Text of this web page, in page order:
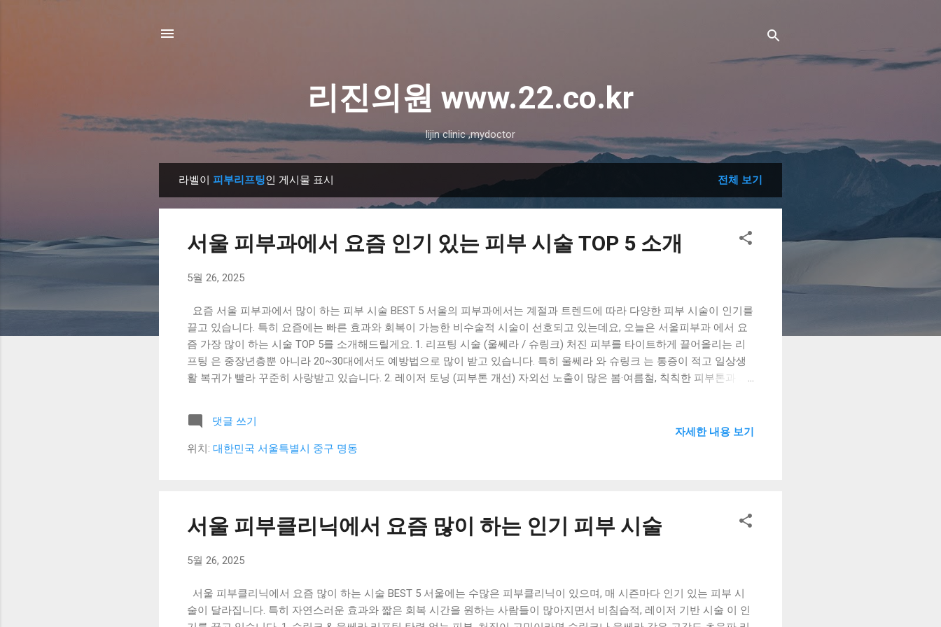
리진의원 www.22.co.kr
lijin clinic ,mydoctor
라벨이 피부리프팅인 게시물 표시 전체 보기
서울 피부과에서 요즘 인기 있는 피부 시술 TOP 5 소개
5월 26, 2025
요즘 서울 피부과에서 많이 하는 피부 시술 BEST 5 서울의 피부과에서는 계절과 트렌드에 따라 다양한 피부 시술이 인기를
끌고 있습니다. 특히 요즘에는 빠른 효과와 회복이 가능한 비수술적 시술이 선호되고 있는데요, 오늘은 서울피부과 에서 요
즘 가장 많이 하는 시술 TOP 5를 소개해드릴게요. 1. 리프팅 시술 (울쎄라 / 슈링크) 처진 피부를 타이트하게 끌어올리는 리
프팅 은 중장년층뿐 아니라 20~30대에서도 예방법으로 많이 받고 있습니다. 특히 울쎄라 와 슈링크 는 통증이 적고 일상생
활 복귀가 빨라 꾸준히 사랑받고 있습니다. 2. 레이저 토닝 (피부톤 개선) 자외선 노출이 많은 봄·여름철, 칙칙한 피부톤과 기
이는 효과를 줍니다. 히알루론산 기반의 안전한 제품이 많이 사용되고 있습니다. 4. 보톡스 시술 (주름 개선 + 얼굴 축소) 보
톡스 는 주름 개선뿐 아니라 사각턱 보톡스 로 얼굴 라인을 슬림하게 하는 데도 많이 사용됩니다. 간단하고 빠르며, 효과도
댓글 쓰기
위치: 대한민국 서울특별시 중구 명동
자세한 내용 보기
서울 피부클리닉에서 요즘 많이 하는 인기 피부 시술
5월 26, 2025
서울 피부클리닉에서 요즘 많이 하는 시술 BEST 5 서울에는 수많은 피부클리닉이 있으며, 매 시즌마다 인기 있는 피부 시
술이 달라집니다. 특히 자연스러운 효과와 짧은 회복 시간을 원하는 사람들이 많아지면서 비침습적, 레이저 기반 시술 이 인